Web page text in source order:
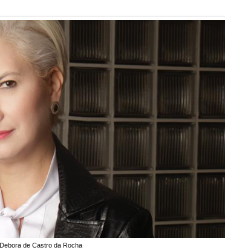
de Castro da Rocha